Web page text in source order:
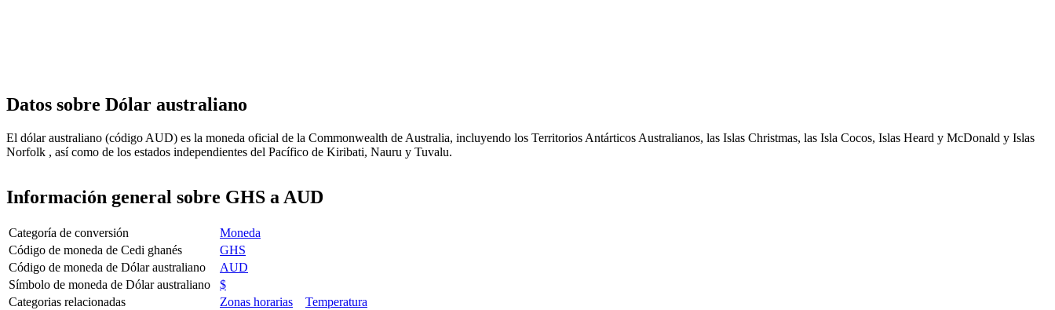
Datos sobre Dólar australiano
El dólar australiano (código AUD) es la moneda oficial de la Commonwealth de Australia, incluyendo los Territorios Antárticos Australianos, las Islas Christmas, las Isla Cocos, Islas Heard y McDonald y Islas
Norfolk , así como de los estados independientes del Pacífico de Kiribati, Nauru y Tuvalu.
Información general sobre GHS a AUD
Categoría de conversión
Moneda
Código de moneda de Cedi ghanés
GHS
Código de moneda de Dólar australiano
AUD
Símbolo de moneda de Dólar australiano
$
Categorias relacionadas
Zonas horarias Temperatura